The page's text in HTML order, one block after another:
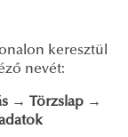
keresztül
nevét:
s → Törzslap →